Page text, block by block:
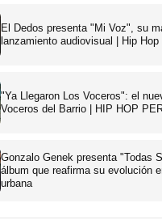
El Dedos presenta "Mi Voz", su
lanzamiento audiovisual | Hip
"Ya Llegaron Los Voceros": el
Voceros del Barrio | HIP HOP
Gonzalo Genek presenta "Todas
álbum que reafirma su evolución
urbana